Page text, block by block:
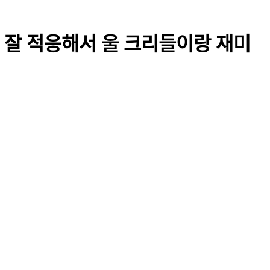
적응해서 울 크리들이랑 재미